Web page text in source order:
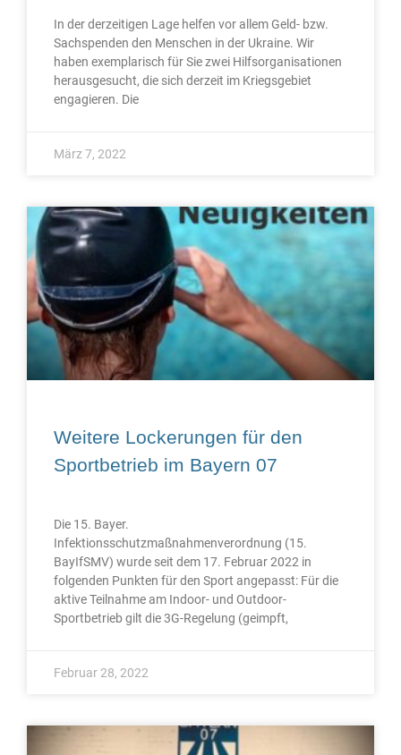
In der derzeitigen Lage helfen vor allem Geld- bzw.
Sachspenden den Menschen in der Ukraine. Wir
haben exemplarisch für Sie zwei Hilfsorganisationen
herausgesucht, die sich derzeit im Kriegsgebiet
engagieren. Die
März 7, 2022
Weitere Lockerungen für den
Sportbetrieb im Bayern 07
Die 15. Bayer.
Infektionsschutzmaßnahmenverordnung (15.
BayIfSMV) wurde seit dem 17. Februar 2022 in
folgenden Punkten für den Sport angepasst: Für die
aktive Teilnahme am Indoor- und Outdoor-
Sportbetrieb gilt die 3G-Regelung (geimpft,
Februar 28, 2022